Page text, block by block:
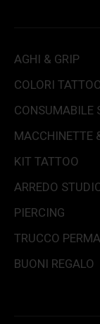
AGHI & GRIP
COLORI
CONSUMABILE
MACCHINETTE
KIT TATTOO
ARREDO
PIERCING
TRUCCO
BUONI REGALO